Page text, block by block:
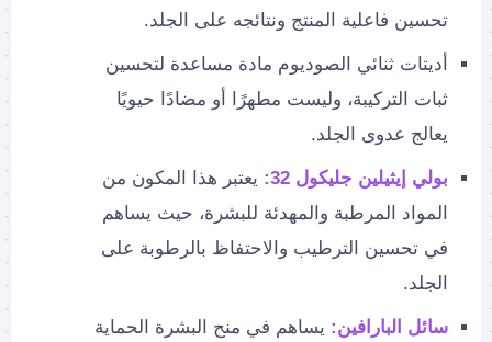
تحسين فاعلية المنتج ونتائجه على الجلد.
أديتات ثنائي الصوديوم مادة مساعدة لتحسين
ثبات التركيبة، وليست مطهرًا أو مضادًا حيويًا
يعالج عدوى الجلد.
بولي إيثيلين جليكول 32:
يعتبر هذا المكون من
المواد المرطبة والمهدئة للبشرة، حيث يساهم
في تحسين الترطيب والاحتفاظ بالرطوبة على
الجلد.
سائل البارافين: يساهم في منح البشرة الحماية